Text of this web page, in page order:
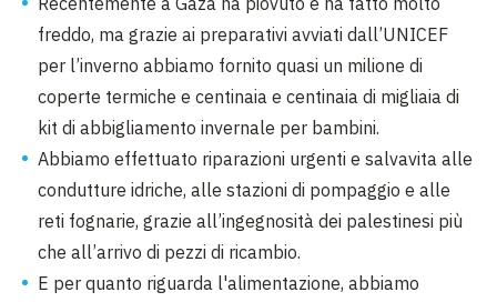
freddo, ma grazie ai preparativi avviati dall’UNICEF
per l’inverno abbiamo fornito quasi un milione di
coperte termiche e centinaia e centinaia di migliaia di
kit di abbigliamento invernale per bambini.
Abbiamo effettuato riparazioni urgenti e salvavita alle
condutture idriche, alle stazioni di pompaggio e alle
reti fognarie, grazie all’ingegnosità dei palestinesi più
che all’arrivo di pezzi di ricambio.
E per quanto riguarda l'alimentazione, abbiamo